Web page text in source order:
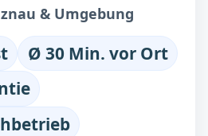
& Umgebung
Ø 30 Min. vor Ort